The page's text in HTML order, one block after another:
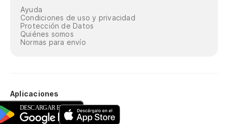
Ayuda
Condiciones de uso y privacidad
Protección de Datos
Quiénes somos
Normas para envío
Aplicaciones